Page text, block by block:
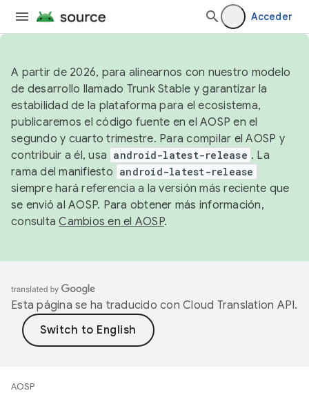
Acceder
A partir de 2026, para alinearnos con nuestro modelo
de desarrollo llamado Trunk Stable y garantizar la
estabilidad de la plataforma para el ecosistema,
publicaremos el código fuente en el AOSP en el
segundo y cuarto trimestre. Para compilar el AOSP y
contribuir a él, usa android-latest-release . La
rama del manifiesto android-latest-release
siempre hará referencia a la versión más reciente que
se envió al AOSP. Para obtener más información,
consultaCambios en el AOSP.
Esta página se ha traducido con Cloud Translation API.
AOSP